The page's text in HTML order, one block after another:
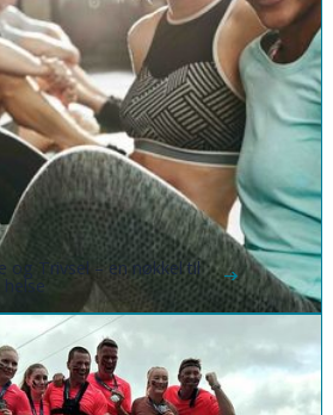
og Trivsel – en nøkkel til